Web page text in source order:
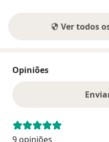
Ver todos
Opiniões
9 opiniões